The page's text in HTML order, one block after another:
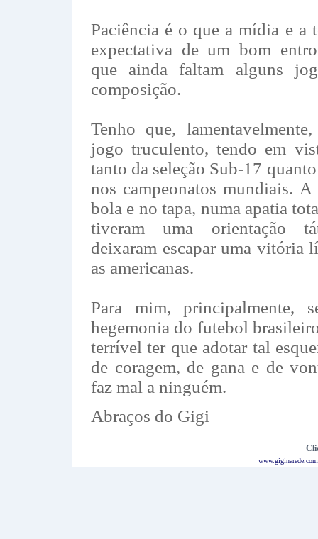
Paciência é o que a mídia e a
expectativa de um bom
que ainda faltam alguns
composição.
Tenho que,
jogo truculento, tendo em
tanto da seleção Sub-17
nos campeonatos mundiais.
bola e no tapa, numa apatia
tiveram uma orientação
deixaram escapar uma vitória
as americanas.
Para mim, principalmente,
hegemonia do futebol
terrível ter que adotar tal
de coragem, de gana e de
faz mal a ninguém.
Abraços do Gigi